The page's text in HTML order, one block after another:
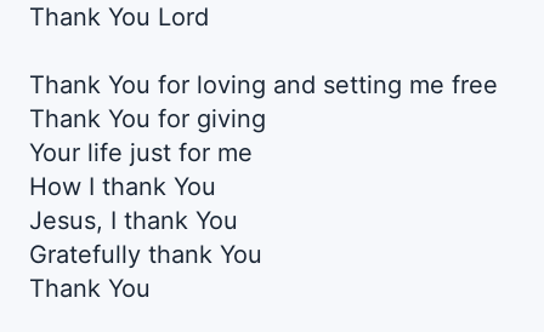
Thank You Lord
Thank You for loving and setting me free
Thank You for giving
Your life just for me
How I thank You
Jesus, I thank You
Gratefully thank You
Thank You